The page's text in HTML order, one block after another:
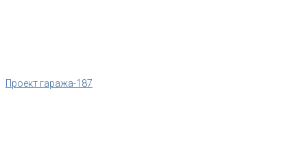
Проект гаража-187